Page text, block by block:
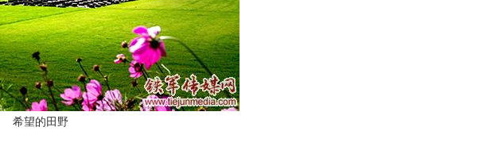
希望的田野